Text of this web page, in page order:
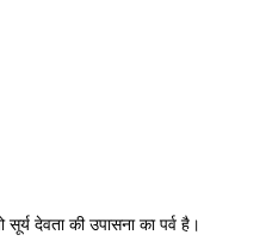
देवता की उपासना का पर्व है।